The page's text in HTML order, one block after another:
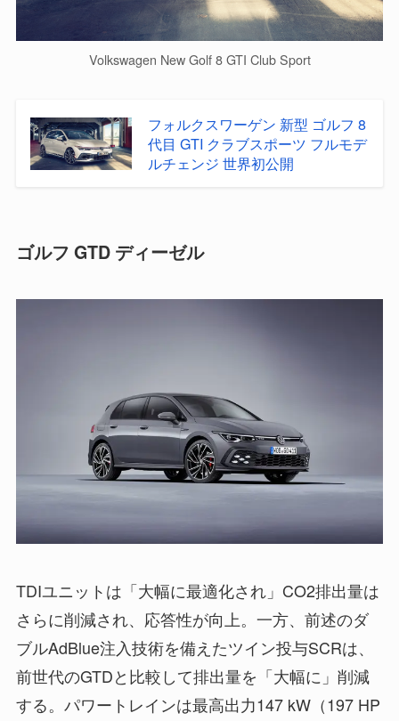
Volkswagen New Golf 8 GTI Club Sport
フォルクスワーゲン 新型 ゴルフ 8
代目 GTI クラブスポーツ フルモデ
ルチェンジ 世界初公開
ゴルフ GTD ディーゼル
TDIユニットは「大幅に最適化され」CO2排出量は
さらに削減され、応答性が向上。一方、前述のダ
ブルAdBlue注入技術を備えたツイン投与SCRは、
前世代のGTDと比較して排出量を「大幅に」削減
する。パワートレインは最高出力147 kW（197 HP